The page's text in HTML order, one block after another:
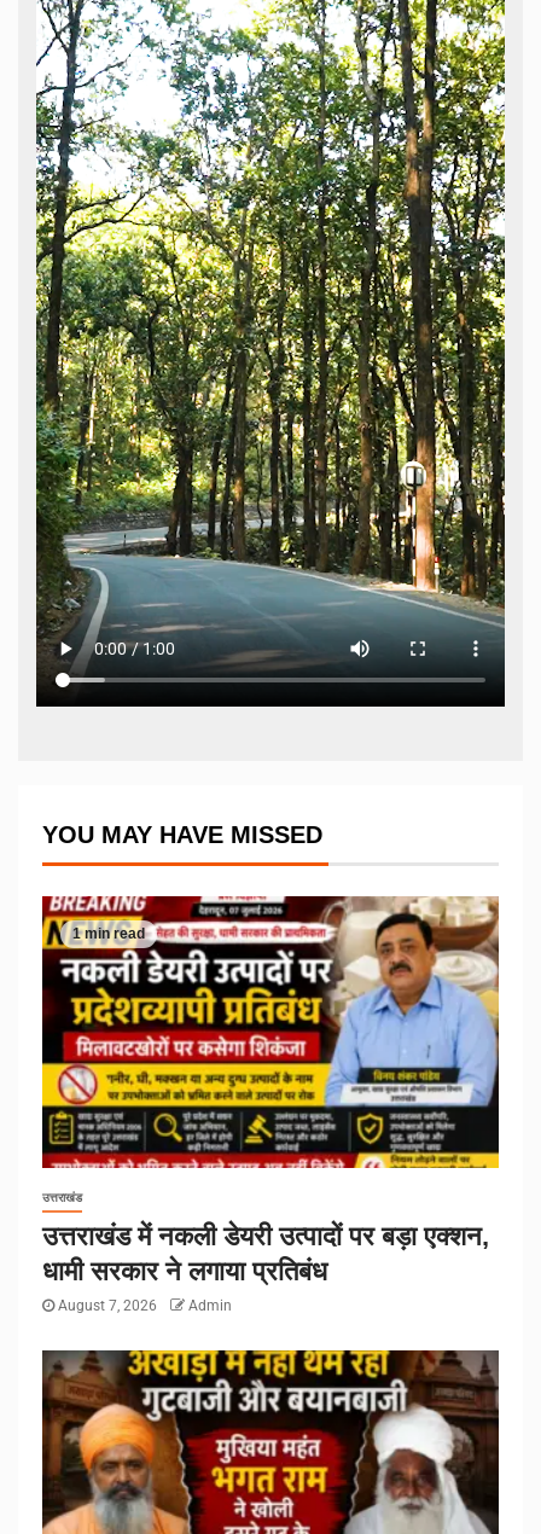
YOU MAY HAVE MISSED
1 min read
उत्तराखंड
उत्तराखंड में नकली डेयरी उत्पादों पर बड़ा एक्शन,
धामी सरकार ने लगाया प्रतिबंध
August 7, 2026 Admin